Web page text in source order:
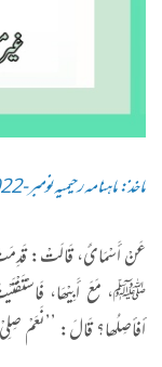
ماخذ: ماہنامہ رحیمیہ نومبر-2022ء
عَنْ أَسْمَائَ، قَالَتْ: قَدِمَتْ
ﷺ، مَعَ أَبِیْھَا،
أفأصِلُھا؟ قَالَ: ’’نَعَمْ صِلِیْ